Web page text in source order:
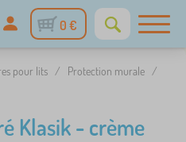
0 €
pour lits / Protection murale /
Klasik - crème